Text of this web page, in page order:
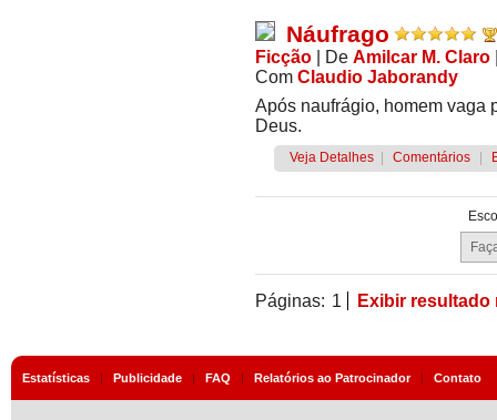
Náufrago
Ficção De Amilcar M. Claro
Com Claudio Jaborandy
Após naufrágio, homem vaga
Deus.
Veja Detalhes Comentários
Páginas: 1 Exibir resultado
Estatísticas | Publicidade | FAQ | Relatórios ao Patrocinador| Contato